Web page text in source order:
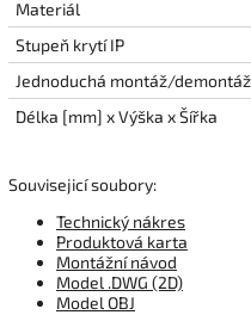
Materiál
Stupeň krytí IP
Jednoduchá montáž/demontáž
Délka [mm] x Výška x Šířka
Souvisejicí soubory:
Technický nákres
Produktová karta
Montážní návod
Model .DWG (2D)
Model OBJ